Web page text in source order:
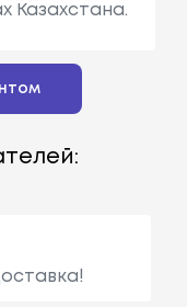
Казахстана.